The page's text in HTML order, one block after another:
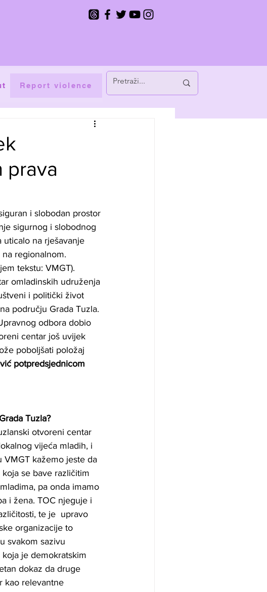
Report violence
prava
i slobodan prostor
sigurnog i slobodnog
uticalo na rješavanje
regionalnom.
tekstu: VMGT).
omladinskih udruženja
i politički život
području Grada Tuzla.
odbora dobio
centar još uvijek
poboljšati položaj
potpredsjednicom
Tuzla?
otvoreni centar
vijeća mladih, i
VMGT kažemo jeste da
se bave različitim
pa onda imamo
i žena. TOC njeguje i
te je  upravo
organizacije to
svakom sazivu
je demokratskim
dokaz da druge
kao relevantne